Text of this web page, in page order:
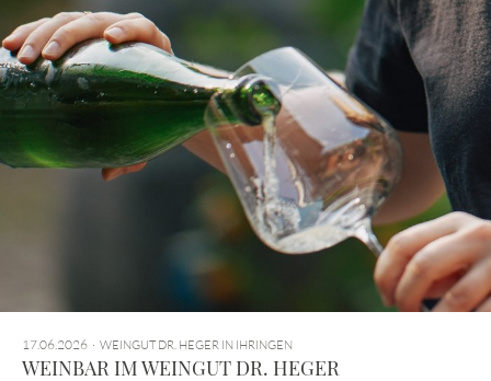
17.06.2026 WEINGUT DR. HEGER IN IHRINGEN
WEINBAR IM WEINGUT DR. HEGER